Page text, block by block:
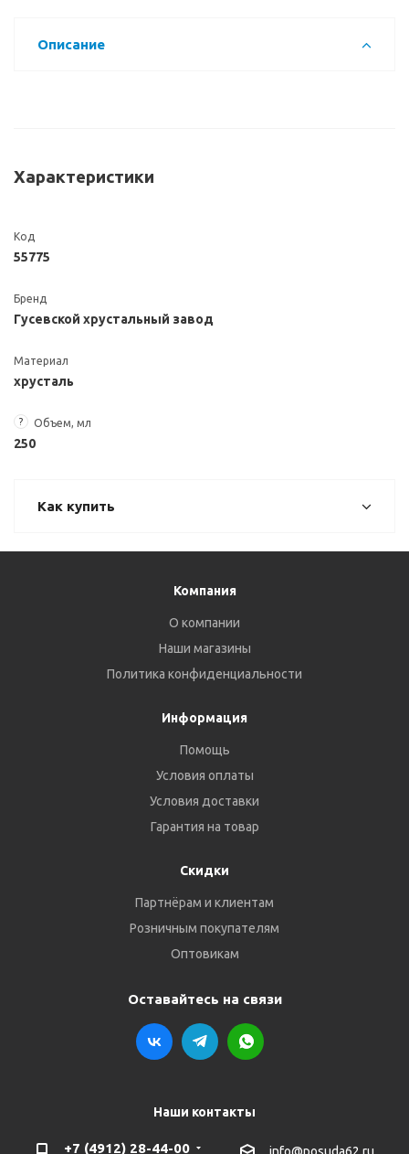
Описание
Характеристики
Код
55775
Бренд
Гусевской хрустальный завод
Материал
хрусталь
? Объем, мл
250
Как купить
Компания
О компании
Наши магазины
Политика конфиденциальности
Информация
Помощь
Условия оплаты
Условия доставки
Гарантия на товар
Скидки
Партнёрам и клиентам
Розничным покупателям
Оптовикам
Оставайтесь на связи
Наши контакты
+7 (4912) 28-44-00